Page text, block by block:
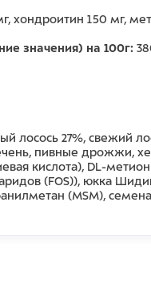
хондроитин 150 мг,
значения) на 100г:
лосось 27%, свежий
пивные дрожжи,
кислота), DL-
(FOS)), юкка
(MSM),